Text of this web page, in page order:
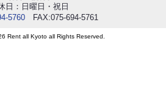
日：日曜日・祝日
5760 FAX:075-694-5761
Rent all Kyoto all Rights Reserved.